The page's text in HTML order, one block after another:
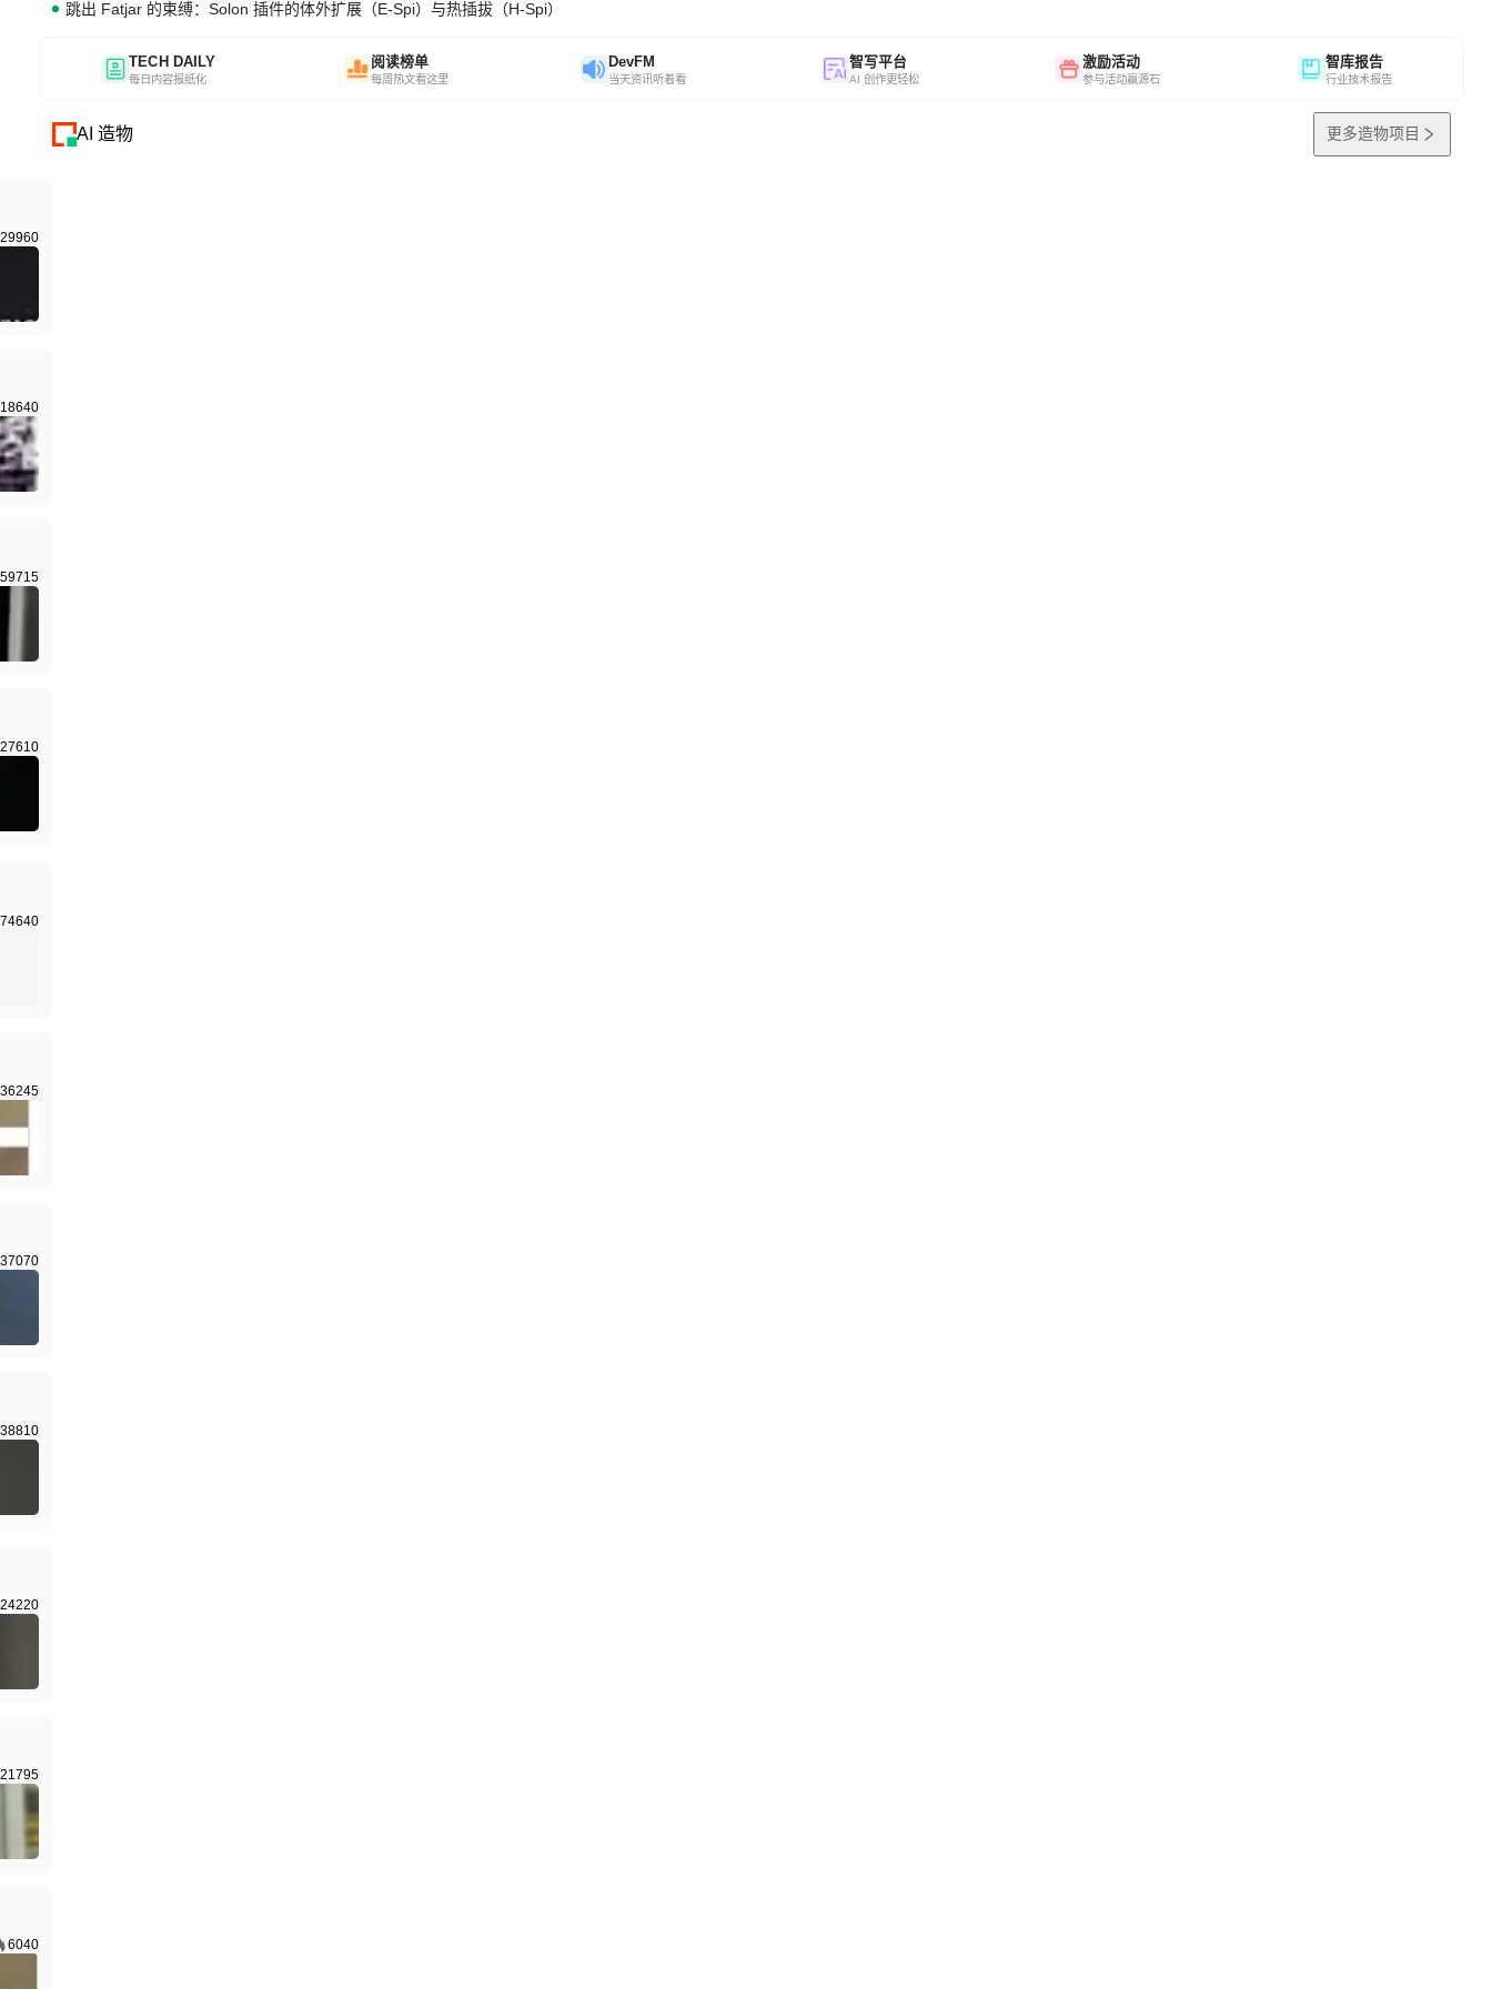
跳出 Fatjar 的束缚：Solon 插件的体外扩展（E-Spi）与热插拔（H-Spi）
TECH DAILY
每日内容报纸化
阅读榜单
每周热文看这里
DevFM
当天资讯听着看
智写平台
AI 创作更轻松
激励活动
参与活动赢源石
智库报告
行业技术报告
AI 造物 更多造物项目